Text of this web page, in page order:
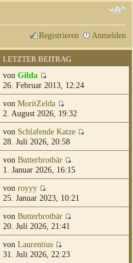
Registrieren Anmelden
LETZTER BEITRAG
von Gilda
26. Februar 2013, 12:24
von MoritZelda
2. August 2026, 19:32
von Schlafende Katze
28. Juli 2026, 20:58
von Butterbrotbär
1. Januar 2026, 16:15
von royyy
25. Januar 2023, 10:21
von Butterbrotbär
20. Juli 2026, 21:41
von Laurentius
31. Juli 2026, 22:23